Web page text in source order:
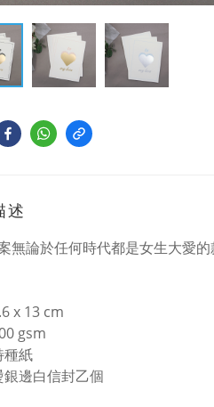
述
無論於任何時代都是女生大愛
x 13 cm
gsm
種紙
銀邊白信封乙個